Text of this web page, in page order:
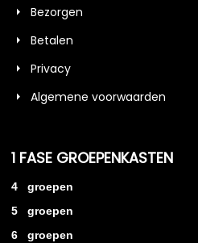
Bezorgen
Betalen
Privacy
Algemene voorwaarden
1 FASE GROEPENKASTEN
4 groepen
5 groepen
6 groepen